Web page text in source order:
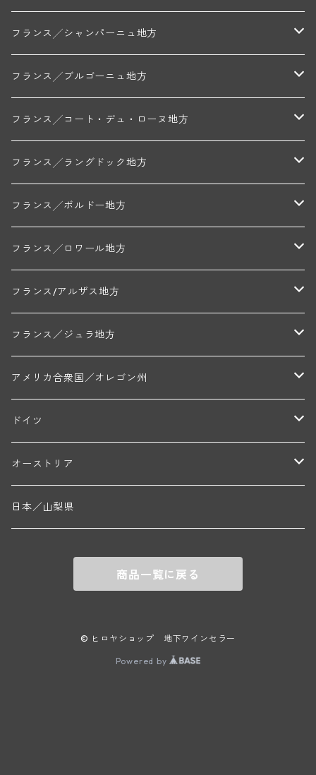
フランス╱シャンパーニュ地方
モンターニュ・ド・ランス
トリシェ・ディディエ
コート・デ・ブラン
ミッシェル・ジュネ
フランス╱ブルゴーニュ地方
シャブリ地区
プティ・ポンティニィ(シャブリ)
アラン・マティアス(トネロワ)
コート・ド・ニュイ地区
クロード・デュガ(ジュヴレ・シャンベルタン)
セラファン・ペール・エ・フィス(ジュヴレ・シャンベルタン)
エマニュエル・ルジェ(フラジェ・エシェゾー)
ニコラ・ルジェ(フラジェ・エシェゾー)
ドニ・モルテ(ジュヴレ・シャンベルタン)
コート・ド・ボーヌ地区
フランソワーズ・ジャニアール(ペルナン・ヴェルジュレス)
マルキ・ダンジェルヴィル(ヴォルネー)
ドニ・ペール・エ・フィス(ペルナン・ヴェルジュレス)
コント・ラフォン(ムルソー)
フランソワ・ミクルスキ(ムルソー)
コート・シャロネーズ地区
ロワイエ(コート・デュ・クーショワ)
A&Pド・ヴィレーヌ(ブーズロン)
マコネ地区
マンシア・ポンセ(シャントレ)
ボージョレ地区
フランク・ジュイヤール(ジュリエナ)
ギイ・ブルトン(モルゴン)
フランス╱コート・デュ・ローヌ地方
北部地区
ジャン・ルイ・シャーヴ(エルミタージュ)
ジャン・ルイ・シャーヴ・セレクション(エルミタージュ)
南部地区
ル・ヴュー・ドンジョン(シャトーヌフ・デュ・パプ)
シャトー・ライヤ(シャトーヌフ・デュ・パプ)
フランス╱ラングドック地方
コトー・デュ・ラングドック地区
ド・ロルチュ(ヴァルフローネ)
ヴァン・ド・ペイ・ド・レロー
ムーラン・ド・ガサック
フランス╱ボルドー地方
アントル・ドゥー・メール地区
シャトー・レストリーユ
メドック地区
シャトー・ル・タンプル
フランス╱ロワール地方
ペイ・ナンテ地区
デ・オー・ペミオン(ムスカデ)
サントル・ニヴェルネ地区
ディディエ・ダグノー(プイィ・フュメ)
レジス・ミネ(プイィ・フュメ)
トゥーレーヌ地区
ド・ラ・ノブレ(シノン)
フランス/アルザス地方
ロリー・ガスマン
フランス／ジュラ地方
アルボワ
ペリカン
アメリカ合衆国／オレゴン州
ウィラメット・ヴァレー
ニコラ・ジェイ
ドイツ
ラインガウ
ゲオルグ・ブロイヤー
フランケン
オーストリア
テルメンレギオン
セップ・モーザ―
カンプタール
日本／山梨県
商品一覧に戻る
© ヒロヤショップ 地下ワインセラー
Powered by